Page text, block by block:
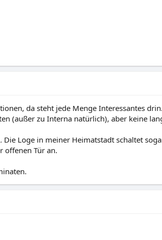
da steht jede Menge Interessantes
(außer zu Interna natürlich), aber keine
Loge in meiner Heimatstadt schaltet
offenen Tür an.